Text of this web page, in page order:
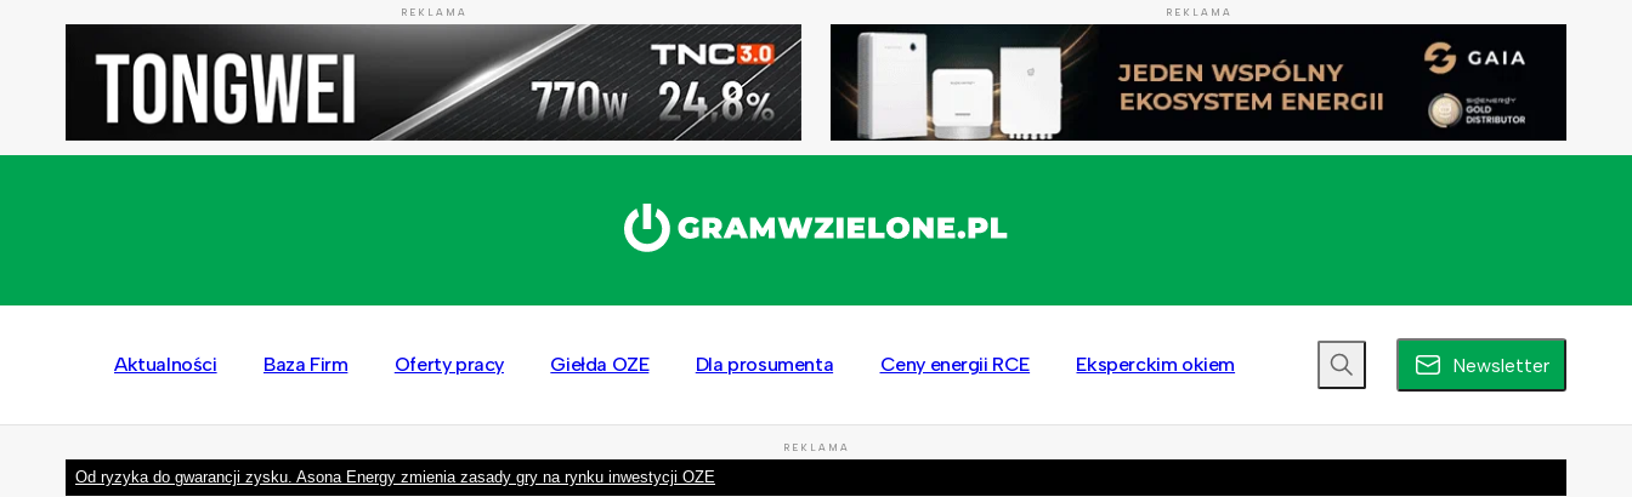
REKLAMA REKLAMA
Aktualności Baza Firm Oferty pracy Giełda OZE Dla prosumenta Ceny energii RCE Eksperckim okiem Newsletter
REKLAMA
Od ryzyka do gwarancji zysku. Asona Energy zmienia zasady gry na rynku inwestycji OZE